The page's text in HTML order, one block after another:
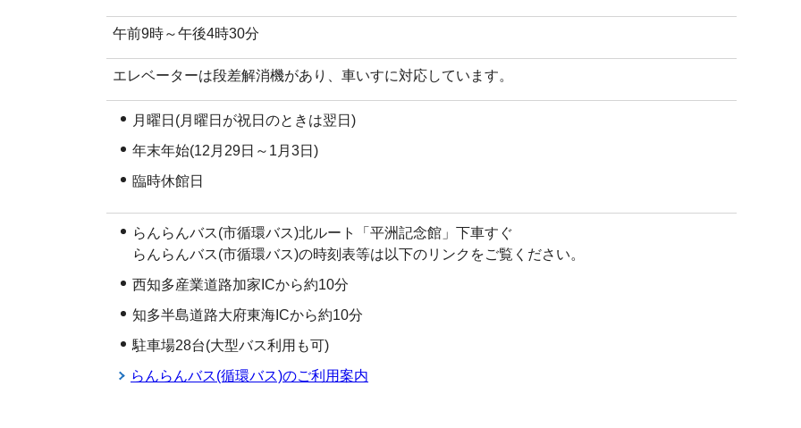
午前9時～午後4時30分
エレベーターは段差解消機があり、車いすに対応しています。
月曜日(月曜日が祝日のときは翌日)
年末年始(12月29日～1月3日)
臨時休館日
らんらんバス(市循環バス)北ルート「平洲記念館」下車すぐ
らんらんバス(市循環バス)の時刻表等は以下のリンクをご覧ください。
西知多産業道路加家ICから約10分
知多半島道路大府東海ICから約10分
駐車場28台(大型バス利用も可)
らんらんバス(循環バス)のご利用案内